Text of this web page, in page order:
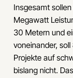
Insgesamt
Megawatt
30 Metern und
voneinander,
Projekte auf
bislang nicht.